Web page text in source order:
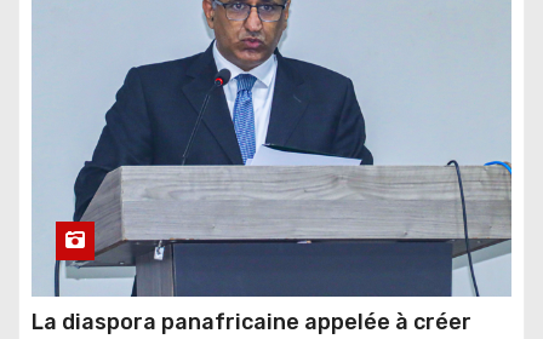
La diaspora panafricaine appelée à créer